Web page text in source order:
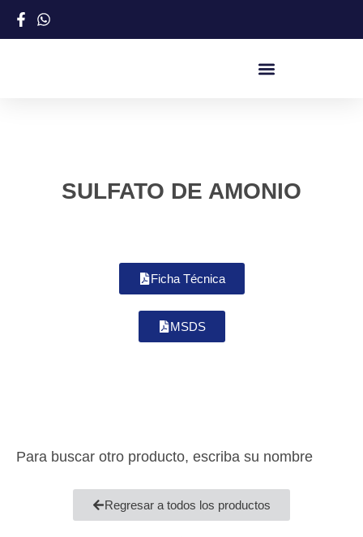
SULFATO DE AMONIO
Ficha Técnica
MSDS
Para buscar otro producto, escriba su nombre
Regresar a todos los productos